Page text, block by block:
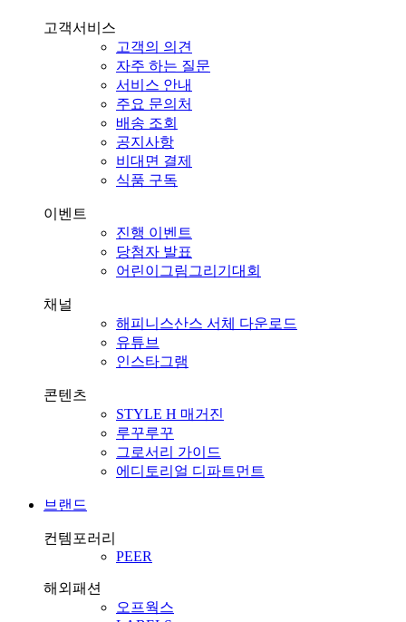
고객서비스
고객의 의견
자주 하는 질문
서비스 안내
주요 문의처
배송 조회
공지사항
비대면 결제
식품 구독
이벤트
진행 이벤트
당첨자 발표
어린이그림그리기대회
채널
해피니스산스 서체 다운로드
유튜브
인스타그램
콘텐츠
STYLE H 매거진
루꾸루꾸
그로서리 가이드
에디토리얼 디파트먼트
브랜드
컨템포러리
PEER
해외패션
오프웍스